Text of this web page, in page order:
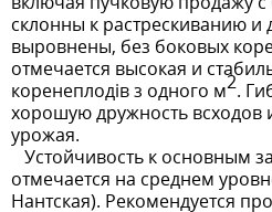
склонны к растрескиванию
выровнены, без боковых
отмечается высокая и
коренеплодів з одного м2.
хорошую дружность
урожая.
Устойчивость к основным
отмечается на среднем
Нантская). Рекомендуется